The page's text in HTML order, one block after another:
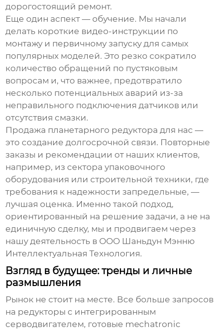
дорогостоящий ремонт.
Еще один аспект — обучение. Мы начали
делать короткие видео-инструкции по
монтажу и первичному запуску для самых
популярных моделей. Это резко сократило
количество обращений по пустяковым
вопросам и, что важнее, предотвратило
несколько потенциальных аварий из-за
неправильного подключения датчиков или
отсутствия смазки.
Продажа планетарного редуктора для нас —
это создание долгосрочной связи. Повторные
заказы и рекомендации от наших клиентов,
например, из сектора упаковочного
оборудования или строительной техники, где
требования к надежности запредельные, —
лучшая оценка. Именно такой подход,
ориентированный на решение задачи, а не на
единичную сделку, мы и продвигаем через
нашу деятельность в ООО Шаньдун Мэнню
Интеллектуальная Технология.
Взгляд в будущее: тренды и личные
размышления
Рынок не стоит на месте. Все больше запросов
на редукторы с интегрированным
серводвигателем, готовые mechatronic